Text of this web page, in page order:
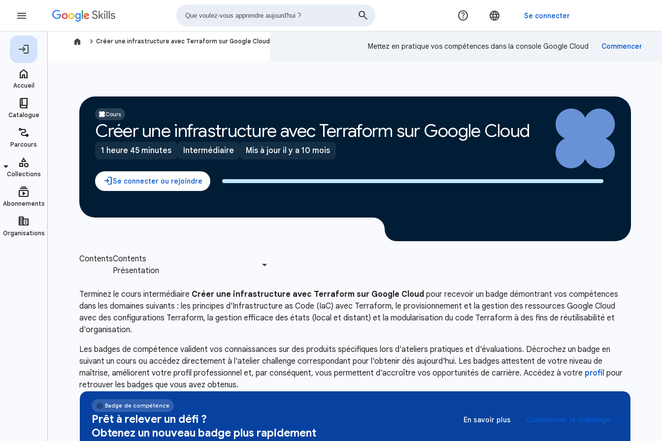
navigate_next Créer une infrastructure avec Terraform sur Google Cloud
Mettez en pratique vos compétences dans la console Google Cloud
Cours
Créer une infrastructure avec Terraform sur Google Cloud
1 heure 45 minutes Intermédiaire Mis à jour il y a 10 mois
Terminez le cours intermédiaire Créer une infrastructure avec Terraform sur Google Cloud pour recevoir un badge démontrant vos compétences
dans les domaines suivants : les principes d'Infrastructure as Code (IaC) avec Terraform, le provisionnement et la gestion des ressources Google Cloud
avec des configurations Terraform, la gestion efficace des états (local et distant) et la modularisation du code Terraform à des fins de réutilisabilité et
d'organisation.
Les badges de compétence valident vos connaissances sur des produits spécifiques lors d'ateliers pratiques et d'évaluations. Décrochez un badge en
suivant un cours ou accédez directement à l'atelier challenge correspondant pour l'obtenir dès aujourd'hui. Les badges attestent de votre niveau de
maîtrise, améliorent votre profil professionnel et, par conséquent, vous permettent d'accroître vos opportunités de carrière. Accédez à votre profil pour
retrouver les badges que vous avez obtenus.
Prêt à relever un défi ?
Obtenez un nouveau badge plus rapidement
En savoir plus Commencer le challenge